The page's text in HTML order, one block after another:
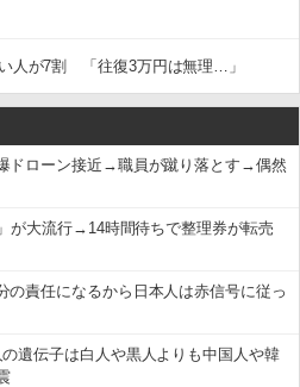
人が7割 「往復3万円は無理…」
ドローン接近→職員が蹴り落とす→偶然
が大流行→14時間待ちで整理券が転売
の責任になるから日本人は赤信号に従っ
遺伝子は白人や黒人よりも中国人や韓